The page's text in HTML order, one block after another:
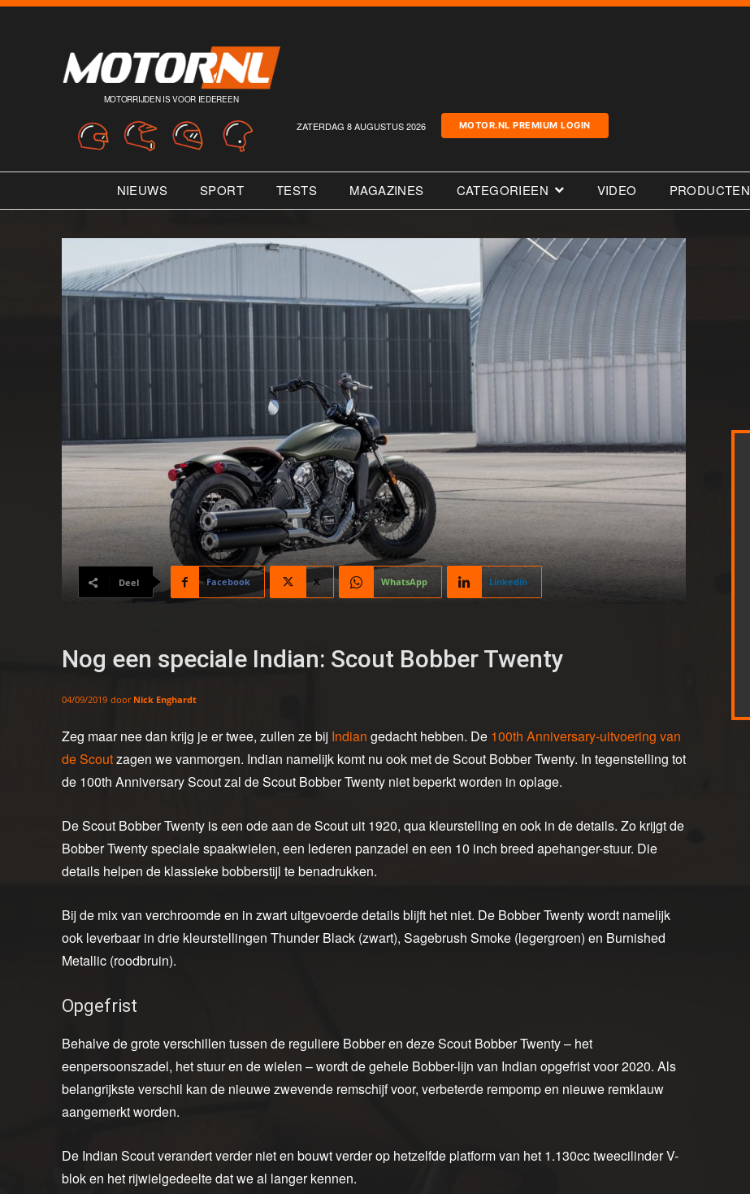
MOTORRIJDEN IS VOOR IEDEREEN
ZATERDAG 8 AUGUSTUS 2026 MOTOR.NL PREMIUM LOGIN
NIEUWS SPORT TESTS MAGAZINES CATEGORIEEN VIDEO PRODUCTEN
Deel Facebook X WhatsApp Linkedin
Nog een speciale Indian: Scout Bobber Twenty
04/09/2019 door Nick Enghardt
Zeg maar nee dan krijg je er twee, zullen ze bij Indian gedacht hebben. De 100th Anniversary-uitvoering van
de Scoutzagen we vanmorgen. Indian namelijk komt nu ook met de Scout Bobber Twenty. In tegenstelling tot
de 100th Anniversary Scout zal de Scout Bobber Twenty niet beperkt worden in oplage.
De Scout Bobber Twenty is een ode aan de Scout uit 1920, qua kleurstelling en ook in de details. Zo krijgt de
Bobber Twenty speciale spaakwielen, een lederen panzadel en een 10 inch breed apehanger-stuur. Die
details helpen de klassieke bobberstijl te benadrukken.
Bij de mix van verchroomde en in zwart uitgevoerde details blijft het niet. De Bobber Twenty wordt namelijk
ook leverbaar in drie kleurstellingen Thunder Black (zwart), Sagebrush Smoke (legergroen) en Burnished
Metallic (roodbruin).
Opgefrist
Behalve de grote verschillen tussen de reguliere Bobber en deze Scout Bobber Twenty – het
eenpersoonszadel, het stuur en de wielen – wordt de gehele Bobber-lijn van Indian opgefrist voor 2020. Als
belangrijkste verschil kan de nieuwe zwevende remschijf voor, verbeterde rempomp en nieuwe remklauw
aangemerkt worden.
De Indian Scout verandert verder niet en bouwt verder op hetzelfde platform van het 1.130cc tweecilinder V-
blok en het rijwielgedeelte dat we al langer kennen.